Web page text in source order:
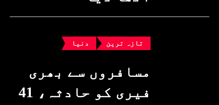
تازہ ترین دنیا
مسافروں سے بھری
فیری کو حادثہ، 41